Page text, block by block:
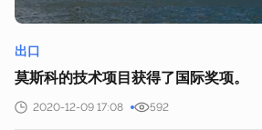
出口
莫斯科的技术项目获得了国际奖项。
2020-12-09 17:08 592